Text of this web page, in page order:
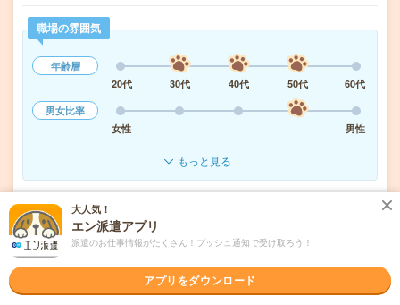
職場の雰囲気
年齢層
20代
30代 40代 50代
60代
男女比率
女性
男性
もっと見る
気になる!
未読 掲載日 2026/08/06
大人気！
エン派遣アプリ
派遣のお仕事情報がたくさん！プッシュ通知で受け取ろう！
アプリをダウンロード